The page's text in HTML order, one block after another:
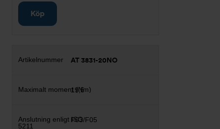
Köp
AT 3831-20NO
19,5
F03/F05